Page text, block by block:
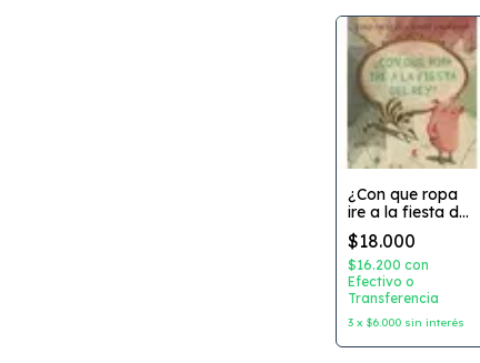
¿Con que ropa
ire a la fiesta del
rey? Autor: Tino
Freitas
Dibujante: Ionnit
Zilberman
Editorial:
Gerbera
$18.000
$16.200 con
Efectivo o
Transferencia
3 x $6.000 sin interés